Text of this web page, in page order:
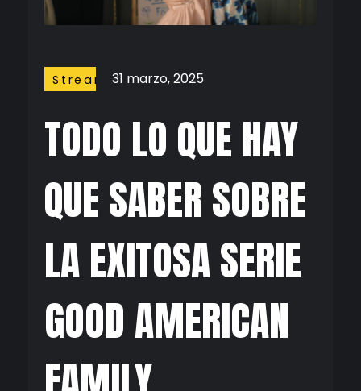
TODO LO QUE HAY
QUE SABER SOBRE
LA EXITOSA SERIE
GOOD AMERICAN
31 marzo, 2025
Streaming